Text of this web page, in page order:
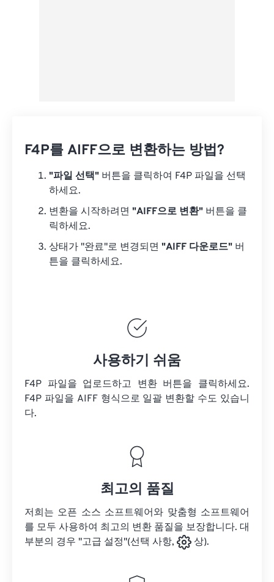
F4P를 AIFF으로 변환하는 방법?
"파일 선택" 버튼을 클릭하여 F4P 파일을 선택
하세요.
변환을 시작하려면 "AIFF으로 변환" 버튼을 클
릭하세요.
상태가 "완료"로 변경되면 "AIFF 다운로드" 버
튼을 클릭하세요.
사용하기 쉬움
F4P 파일을 업로드하고 변환 버튼을 클릭하세요.
F4P 파일을 AIFF 형식으로 일괄 변환할 수도 있습니
다.
최고의 품질
저희는 오픈 소스 소프트웨어와 맞춤형 소프트웨어
를 모두 사용하여 최고의 변환 품질을 보장합니다. 대
부분의 경우 "고급 설정"(선택 사항,
상).